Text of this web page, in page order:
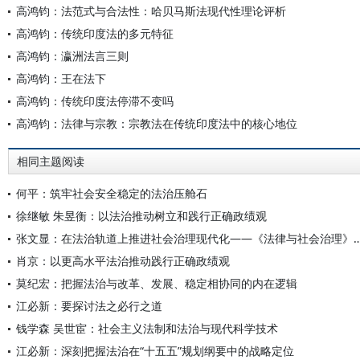
高鸿钧：法范式与合法性：哈贝马斯法现代性理论评析
高鸿钧：传统印度法的多元特征
高鸿钧：瀛洲法言三则
高鸿钧：王在法下
高鸿钧：传统印度法停滞不变吗
高鸿钧：法律与宗教：宗教法在传统印度法中的核心地位
相同主题阅读
何平：筑牢社会安全稳定的法治压舱石
徐继敏 朱昱衡：以法治推动树立和践行正确政绩观
张文显：在法治轨道上推进社会
肖京：以更高水平法治推动践行正确政绩观
莫纪宏：把握法治与改革、发展、稳定相协同的内在逻辑
江必新：要探讨法之必行之道
钱学森 吴世宦：社会主义法制和法治与现代科学技术
江必新：深刻把握法治在“十五五”规划纲要中的战略定位